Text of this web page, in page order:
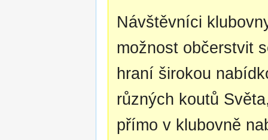
Návštěvníci
možnost občerstvit
hraní širokou
různých koutů
přímo v klubovně